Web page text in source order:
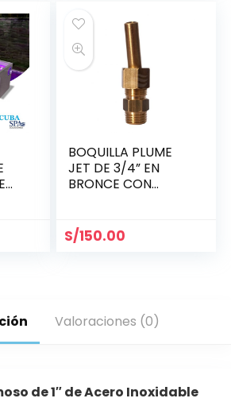
BOQUILLA PLUME
JET DE 3/4” EN
BRONCE CON
S/150.00
Valoraciones (0)
de 1″ de Acero Inoxidable